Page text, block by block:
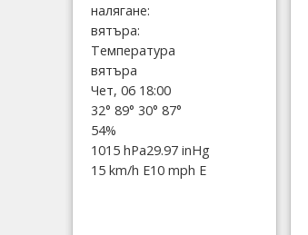
налягане:
вятъра:
Температура
вятъра
Чет, 06 18:00
32° 89° 30° 87°
54%
1015 hPa29.97 inHg
15 km/h E10 mph E